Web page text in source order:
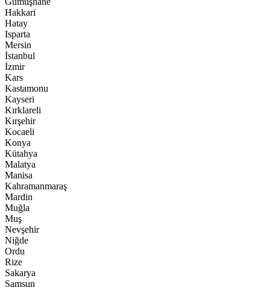
Hakkari
Hatay
Isparta
Mersin
İstanbul
İzmir
Kars
Kastamonu
Kayseri
Kırklareli
Kırşehir
Kocaeli
Konya
Kütahya
Malatya
Manisa
Kahramanmaraş
Mardin
Muğla
Muş
Nevşehir
Niğde
Ordu
Rize
Sakarya
Samsun